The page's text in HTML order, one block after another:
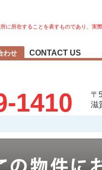
に所在することを表すものであり、実
わせ CONTACT US
1410
〒
滋